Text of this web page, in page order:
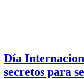
Día
secretos para